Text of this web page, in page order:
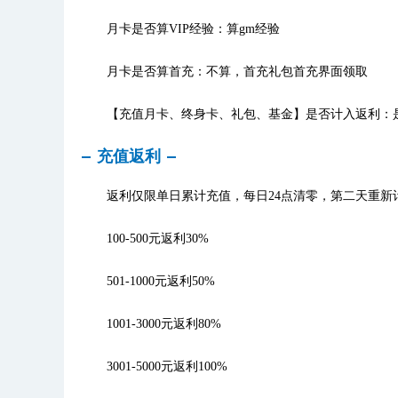
月卡是否算VIP经验：算gm经验
月卡是否算首充：不算，首充礼包首充界面领取
【充值月卡、终身卡、礼包、基金】是否计入返利：
充值返利
返利仅限单日累计充值，每日24点清零，第二天重新
100-500元返利30%
501-1000元返利50%
1001-3000元返利80%
3001-5000元返利100%